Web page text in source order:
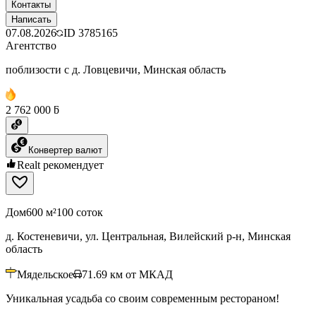
Контакты
Написать
07.08.2026 ID 3785165
Агентство
поблизости с д. Ловцевичи, Минская область
2 762 000 ƃ
Конвертер валют
Realt рекомендует
Дом600 м²100 соток
д. Костеневичи, ул. Центральная, Вилейский р-н, Минская
область
Мядельское 71.69 км от МКАД
Уникальная усадьба со своим современным рестораном!